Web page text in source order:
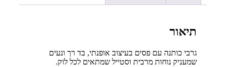
תיאור
גרבי כותנה עם פסים בעיצוב אופנתי, בד רך ונעים
שמעניק נוחות מרבית וסטייל שמתאים לכל לוק.